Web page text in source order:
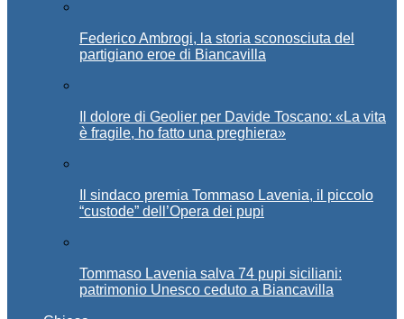
Federico Ambrogi, la storia sconosciuta del
partigiano eroe di Biancavilla
Il dolore di Geolier per Davide Toscano: «La vita
è fragile, ho fatto una preghiera»
Il sindaco premia Tommaso Lavenia, il piccolo
“custode” dell’Opera dei pupi
Tommaso Lavenia salva 74 pupi siciliani:
patrimonio Unesco ceduto a Biancavilla